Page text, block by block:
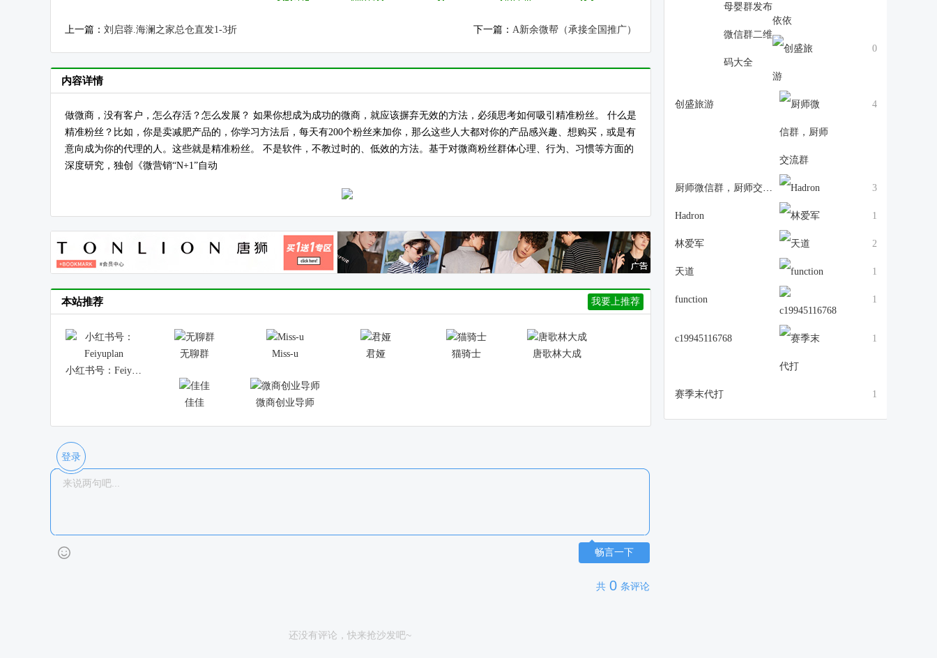
上一篇： 刘启蓉.海澜之家总仓直发1-3折 下一篇： A新余微帮（承接全国推广）
内容详情
做微商，没有客户，怎么存活？怎么发展？ 如果你想成为成功的微商，就应该摒弃无效的方法，必须思考如何吸引精准粉丝。 什么是
精准粉丝？比如，你是卖减肥产品的，你学习方法后，每天有200个粉丝来加你，那么这些人大都对你的产品感兴趣、想购买，或是有
意向成为你的代理的人。这些就是精准粉丝。 不是软件，不教过时的、低效的方法。基于对微商粉丝群体心理、行为、习惯等方面的
深度研究，独创《微营销“N+1”自动
本站推荐 我要上推荐
小红书号：Feiyuplan
无聊群 Miss-u 君娅 猫骑士 唐歌林大成
佳佳 微商创业导师
登录
畅言一下
共 0 条评论
还没有评论，快来抢沙发吧~
依依
0
创盛旅游 4
厨师微信群，厨师交流群 3
Hadron 1
林爱军 2
天道 1
function 1
c19945116768 1
赛季末代打 1